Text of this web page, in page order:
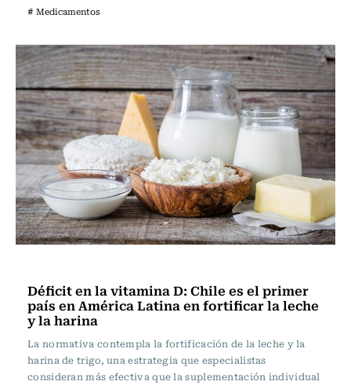
# Medicamentos
Déficit en la vitamina D: Chile es el primer
país en América Latina en fortificar la leche
y la harina
La normativa contempla la fortificación de la leche y la
harina de trigo, una estrategia que especialistas
consideran más efectiva que la suplementación individual